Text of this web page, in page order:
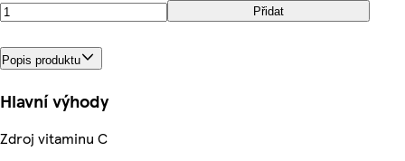
Přidat
Popis produktu
Hlavní výhody
Zdroj vitaminu C